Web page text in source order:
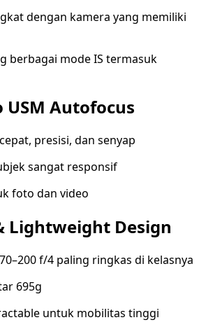
dengan kamera yang memiliki
berbagai mode IS termasuk
USM Autofocus
presisi, dan senyap
sangat responsif
foto dan video
Lightweight Design
f/4 paling ringkas di kelasnya
695g
untuk mobilitas tinggi